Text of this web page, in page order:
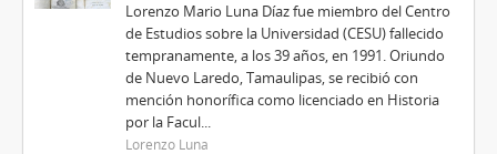
Lorenzo Mario Luna Díaz fue miembro del Centro
de Estudios sobre la Universidad (CESU) fallecido
tempranamente, a los 39 años, en 1991. Oriundo
de Nuevo Laredo, Tamaulipas, se recibió con
mención honorífica como licenciado en Historia
por la Facul...
Lorenzo Luna